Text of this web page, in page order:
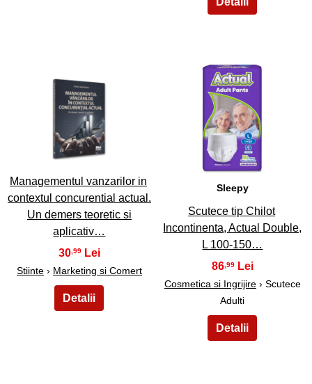
7
Managementul vanzarilor in
contextul concurential actual.
Un demers teoretic si
aplicativ…
30,99
Stiinte› Marketing si Comert
8
Sleepy
Scutece tip Chilot
Incontinenta, Actual Double,
L 100-150…
86,99
Cosmetica si Ingrijire› Scutece
Adulti